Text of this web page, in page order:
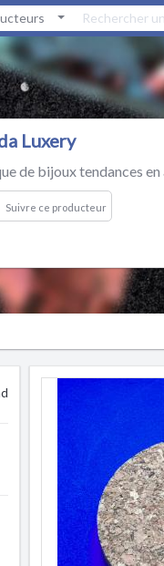
Luxery
de bijoux tendances
Suivre ce producteur